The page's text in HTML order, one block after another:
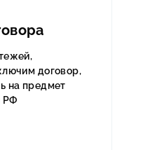
договор,
на предмет
РФ